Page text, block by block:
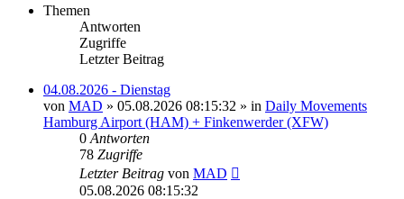
Themen
Antworten
Zugriffe
Letzter Beitrag
04.08.2026 - Dienstag
von MAD » 05.08.2026 08:15:32 » in Daily Movements
Hamburg Airport (HAM) + Finkenwerder (XFW)
0 Antworten
78 Zugriffe
Letzter Beitrag von MAD
05.08.2026 08:15:32